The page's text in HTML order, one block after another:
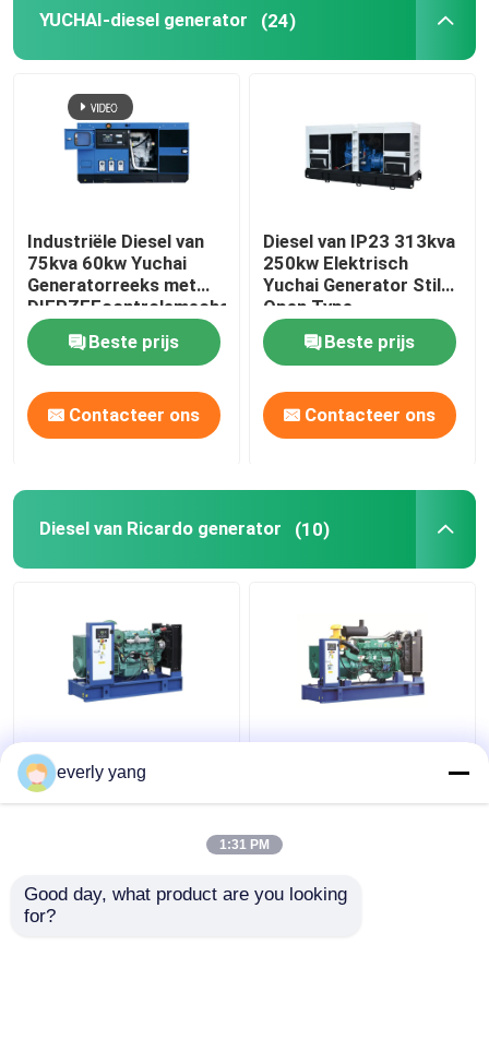
YUCHAI-diesel generator (24)
Industriële Diesel van
75kva 60kw Yuchai
Generatorreeks met
DIEPZEEcontrolemechanisme
Beste prijs
Contacteer ons
Diesel van IP23 313kva
250kw Elektrisch
Yuchai Generator Stil
Open Type
Beste prijs
Contacteer ons
Diesel van Ricardo generator (10)
10KW-360KW de
Aangepaste Luifel Tyoe
van Ricardo Engine
200kw
everly yang
1:31 PM
Good day, what product are you looking
for?